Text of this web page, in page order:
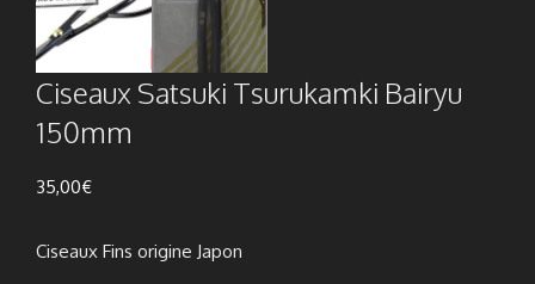
Ciseaux Satsuki Tsurukamki Bairyu
150mm
35,00€
Ciseaux Fins origine Japon